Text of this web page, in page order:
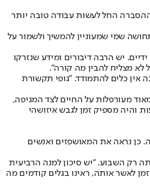
ההסברה החל לעשות עבודה טובה יותר
שמי שמעוניין להמשיך ולשמור על
יש הרבה דיבורים ומידע שנזרקו
לא מצליח להבין מה קורה".
אין כלים להתמודד. "גופי תקשורת
מעורפלות על החיים לצד המגיפה,
והיה מספיק זמן לגבש איזושהי
כן נראה את המאושפזים ואנשים
רק השבוע. "יש סיכון למנה הרביעית
לאשר אותה, ראינו בגלים קודמים מה